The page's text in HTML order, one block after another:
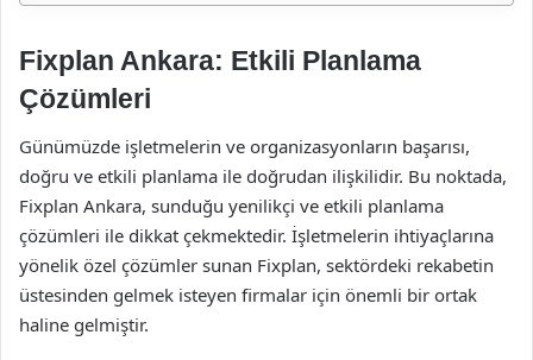
Fixplan Ankara: Etkili Planlama
Çözümleri
Günümüzde işletmelerin ve organizasyonların başarısı,
doğru ve etkili planlama ile doğrudan ilişkilidir. Bu noktada,
Fixplan Ankara, sunduğu yenilikçi ve etkili planlama
çözümleri ile dikkat çekmektedir. İşletmelerin ihtiyaçlarına
yönelik özel çözümler sunan Fixplan, sektördeki rekabetin
üstesinden gelmek isteyen firmalar için önemli bir ortak
haline gelmiştir.